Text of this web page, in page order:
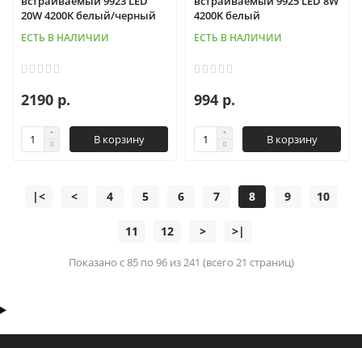
20W 4200K белый/черный
ЕСТЬ В НАЛИЧИИ
2190 р.
В корзину
4200K белый
ЕСТЬ В НАЛИЧИИ
994 р.
В корзину
|< < 4 5 6 7 8 9 10
11 12 > >|
Показано с 85 по 96 из 241 (всего 21 страниц)